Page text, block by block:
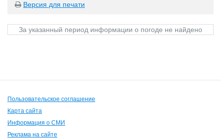
Версия для печати
За указанный период информации о погоде не найдено
Пользовательское соглашение
Карта сайта
Информация о СМИ
Реклама на сайте